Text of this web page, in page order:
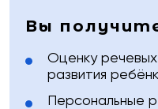
Вы
Оценку
развития
Персональные